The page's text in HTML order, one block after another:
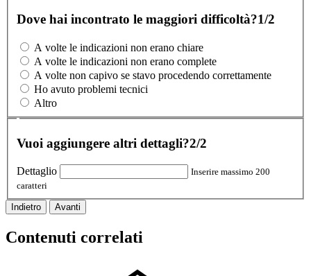
Dove hai incontrato le maggiori difficoltà?1/2
A volte le indicazioni non erano chiare
A volte le indicazioni non erano complete
A volte non capivo se stavo procedendo correttamente
Ho avuto problemi tecnici
Altro
Vuoi aggiungere altri dettagli?2/2
Dettaglio
Inserire massimo 200
caratteri
Indietro Avanti
Contenuti correlati